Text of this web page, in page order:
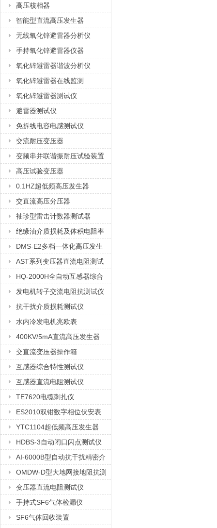
高压核相器
智能型直流高压发生器
无线氧化锌避雷器分析仪
手持氧化锌避雷器仪器
氧化锌避雷器谐波分析仪
氧化锌避雷器在线监测
氧化锌避雷器测试仪
避雷器测试仪
免拆线电容电感测试仪
交流耐压变压器
变频串并联谐振耐压试验装置
高压试验变压器
0.1HZ超低频高压发生器
交直流高压分压器
袖珍型雷击计数器测试器
绝缘油介质损耗及体积电阻率
测试仪
DMS-E2多档一体化高压发生
器
AST系列变压器直流电阻测试
仪
HQ-2000H全自动互感器综合
测试仪
发电机转子交流电阻抗测试仪
抗干扰介质损耗测试仪
水内冷发电机兆欧表
400KV/5mA直流高压发生器
交直流变压器操作箱
互感器综合特性测试仪
互感器直流电阻测试仪
TE7620电缆刺扎仪
ES2010双钳数字相位伏安表
YTC1104超低频高压发生器
HDBS-3自动闭口闪点测试仪
AI-6000B型自动抗干扰精密介
质损耗测量仪
OMDW-D型大地网接地阻抗测
试仪
变压器直流电阻测试仪
手持式SF6气体检漏仪
SF6气体回收装置